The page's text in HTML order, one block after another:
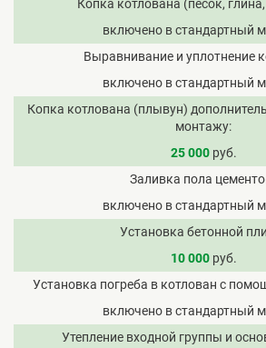
Копка котлована (песок,
включено в стандартный
Выравнивание и уплотнение
включено в стандартный
Копка котлована (плывун)
монтажу
25 000руб.
Заливка пола
включено в стандартный
Установка бетонной
10 000руб.
Установка погреба в котлован с
включено в стандартный
Утепление входной группы и